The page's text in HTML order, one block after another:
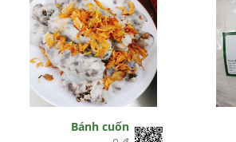
Bánh cuốn